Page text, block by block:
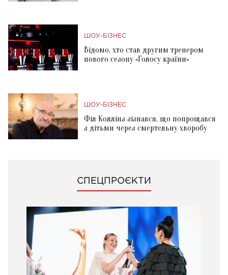
ШОУ-БІЗНЕС
Відомо, хто став другим тренером
нового сезону «Голосу країни»
ШОУ-БІЗНЕС
Філ Коллінз зізнався, що попрощався
з дітьми через смертельну хворобу
СПЕЦПРОЄКТИ